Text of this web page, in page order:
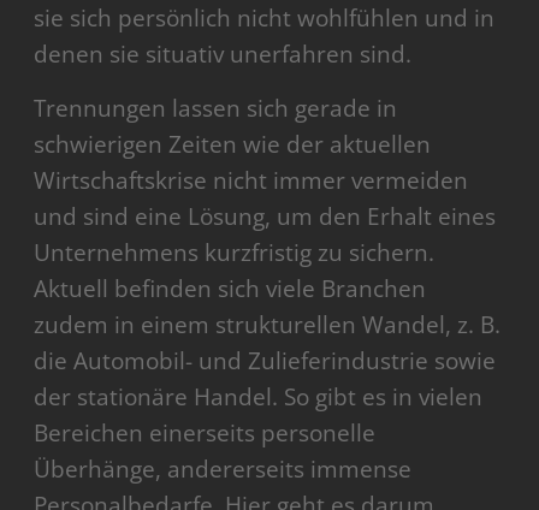
sie sich persönlich nicht wohlfühlen und in
denen sie situativ unerfahren sind.
Trennungen lassen sich gerade in
schwierigen Zeiten wie der aktuellen
Wirtschaftskrise nicht immer vermeiden
und sind eine Lösung, um den Erhalt eines
Unternehmens kurzfristig zu sichern.
Aktuell befinden sich viele Branchen
zudem in einem strukturellen Wandel, z. B.
die Automobil- und Zulieferindustrie sowie
der stationäre Handel. So gibt es in vielen
Bereichen einerseits personelle
Überhänge, andererseits immense